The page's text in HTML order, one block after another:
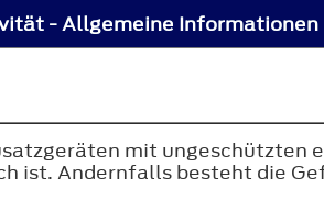
- Allgemeine Informationen
mit
ist. Andernfalls besteht die